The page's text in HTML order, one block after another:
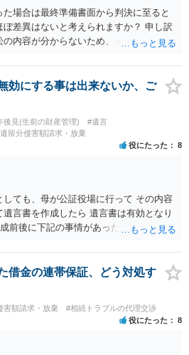
場合は最終準備書面から判決に至ると
差異はないと考えられますか？ 申し訳
内容が分からないため、 何とも回答が
くか、 訴訟資料を持って面談相談に行
一般論として回答するなら、和解案と判
はあっても）食い違うことが多いで
ば判決で１００万円支払え、という結論
００万円を和解案として提示しても、
してはあまり和解に応じようという気
となるより、７０万円でまとめた方が
可能性が出てきます。 応じるかどうか
うか、という点についての検討が不可
り、代理人と相談するか、資料を持って
お勧めします。
効にする事は出来ないか、ご
後見(生前の財産管理)
#遺言
留分侵害額請求・放棄
役にたった 8
ても、母が公証役場に行って その内容
言書を作成したら 遺言書は有効となり
前後に下記の事情があったことが証明で
の第一声は「ここにいたら殺される」
に聞くと「面会は出来ない。俺は携帯電
いる」「母の話は聞かなくて良い」と
電話でも「食事に毒が入っている」「体
、おかしかったです。 当時の診療記
録を取得して 弁護士に面談で相談された
借金の連帯保証、どう対処す
害額請求・放棄 #相続トラブルの代理交渉
役にたった 8